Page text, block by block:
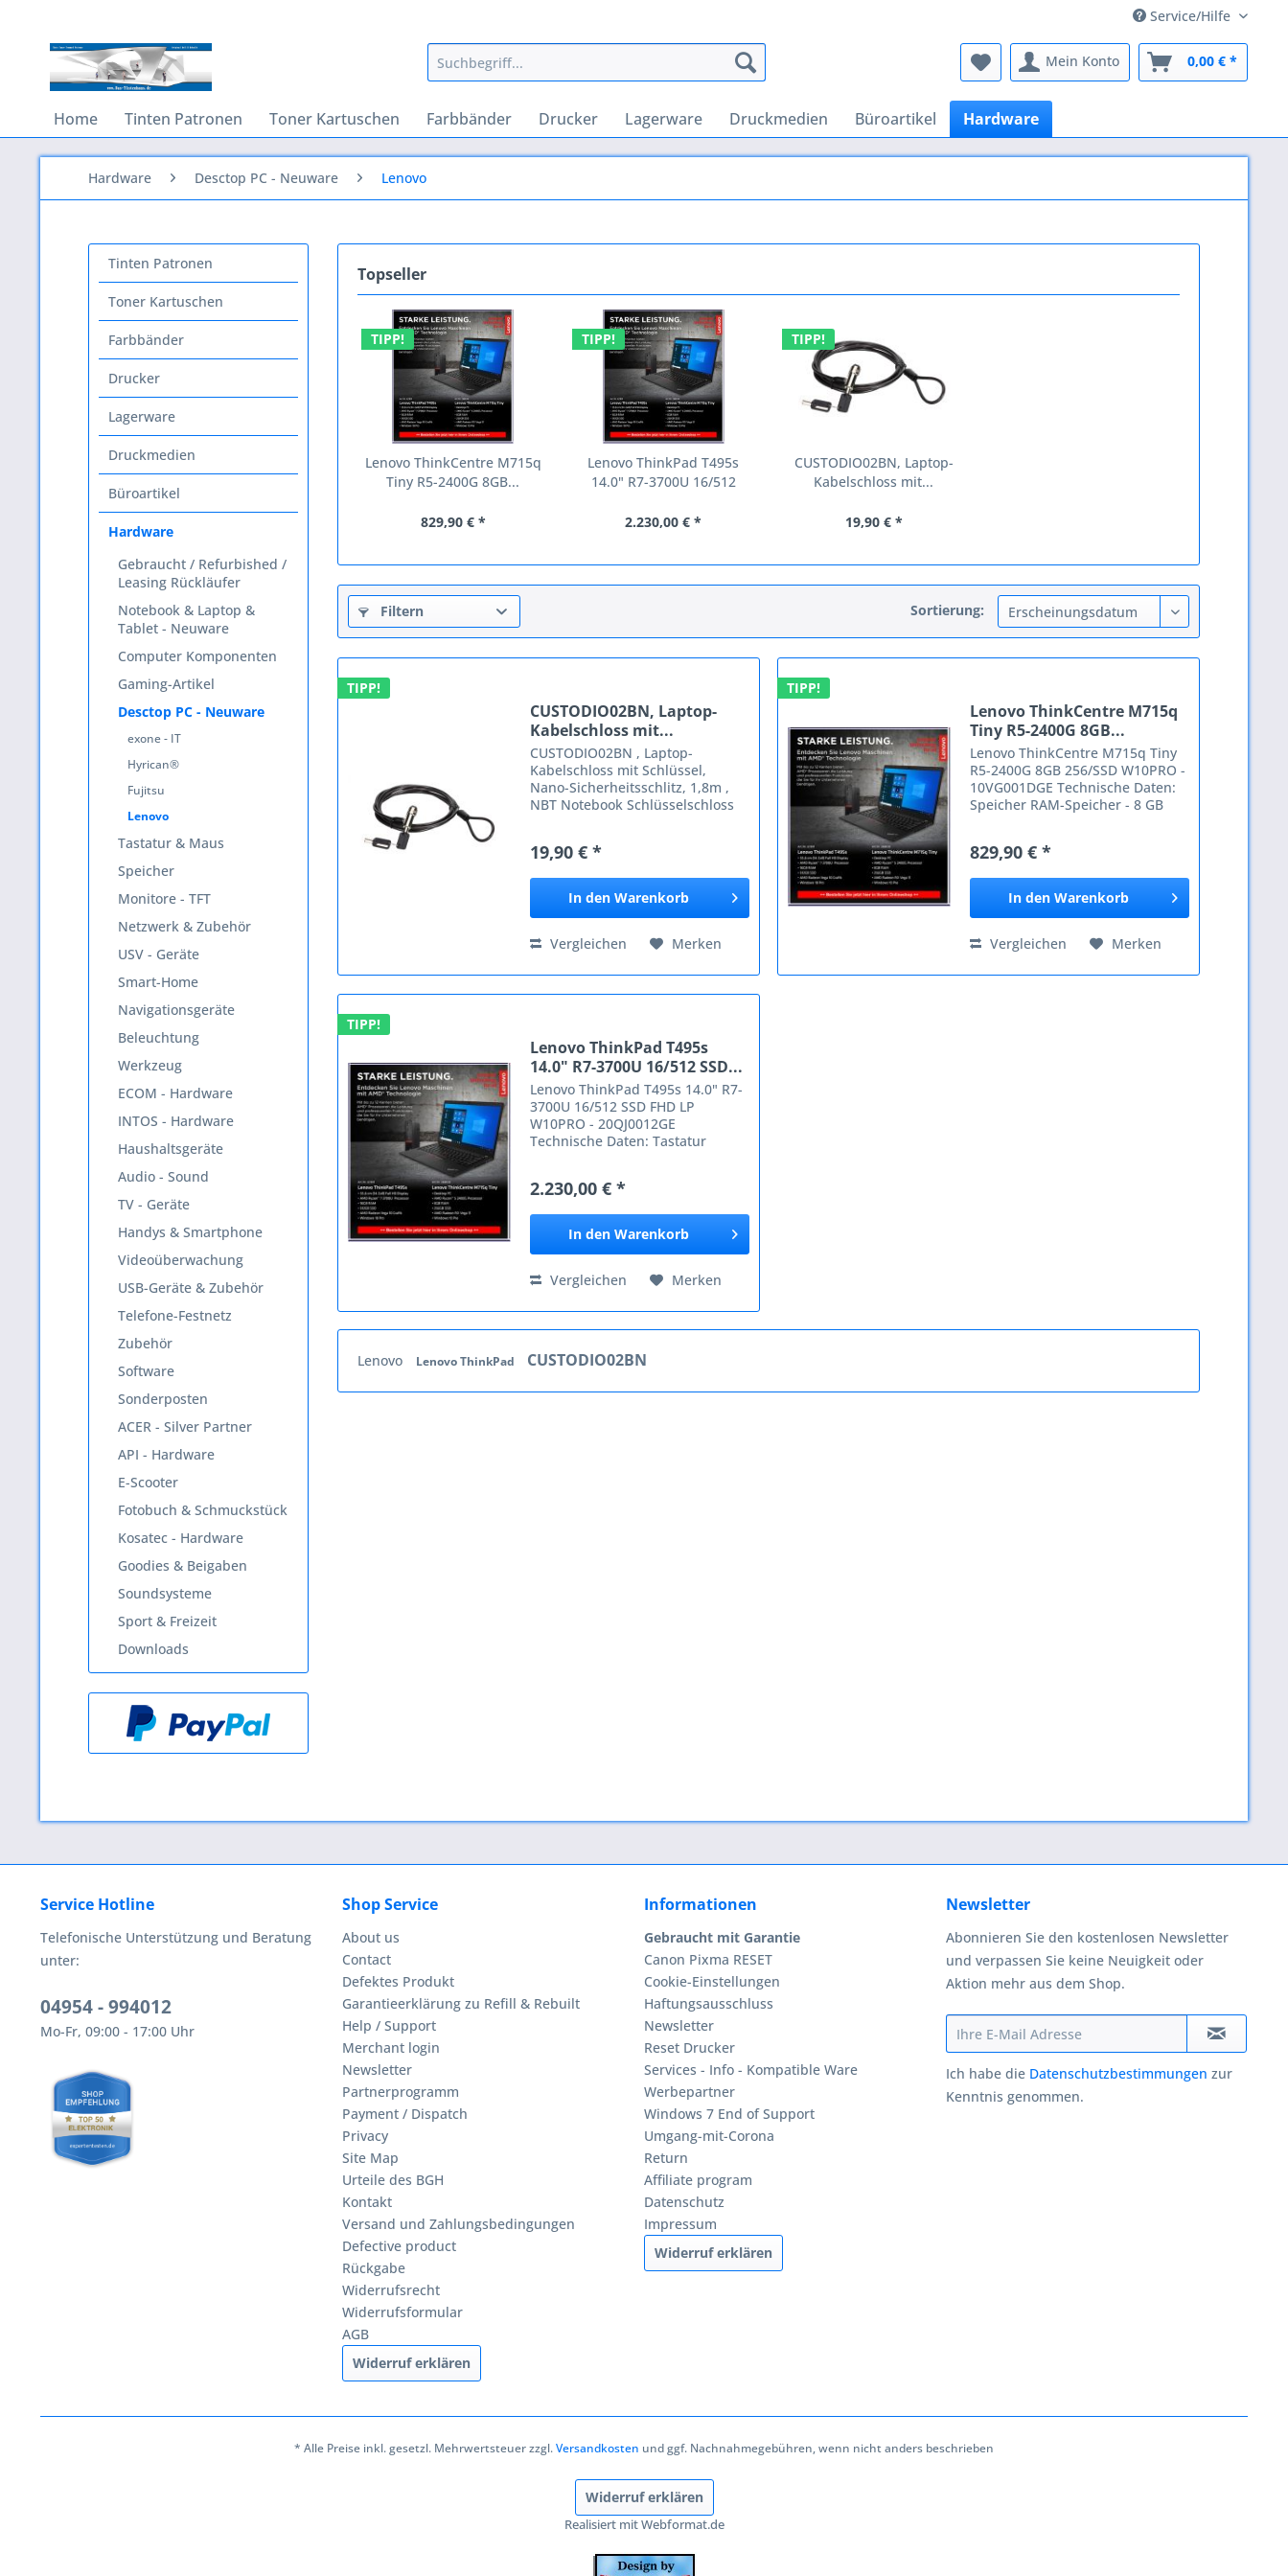
Service/Hilfe
Mein Konto 0,00 € *
Home Tinten Patronen Toner Kartuschen Farbbänder Drucker Lagerware Druckmedien Büroartikel Hardware
Hardware Desctop PC - Neuware Lenovo
Tinten Patronen
Toner Kartuschen
Farbbänder
Drucker
Lagerware
Druckmedien
Büroartikel
Hardware
Gebraucht / Refurbished /
Leasing Rückläufer
Notebook & Laptop &
Tablet - Neuware
Computer Komponenten
Gaming-Artikel
Desctop PC - Neuware
exone - IT
Hyrican®
Fujitsu
Lenovo
Tastatur & Maus
Speicher
Monitore - TFT
Netzwerk & Zubehör
USV - Geräte
Smart-Home
Navigationsgeräte
Beleuchtung
Werkzeug
ECOM - Hardware
INTOS - Hardware
Haushaltsgeräte
Audio - Sound
TV - Geräte
Handys & Smartphone
Videoüberwachung
USB-Geräte & Zubehör
Telefone-Festnetz
Zubehör
Software
Sonderposten
ACER - Silver Partner
API - Hardware
E-Scooter
Fotobuch & Schmuckstück
Kosatec - Hardware
Goodies & Beigaben
Soundsysteme
Sport & Freizeit
Downloads
Topseller
TIPP!
Lenovo ThinkCentre M715q
Tiny R5-2400G 8GB...
829,90 € *
TIPP!
Lenovo ThinkPad T495s
14.0" R7-3700U 16/512
2.230,00 € *
TIPP!
CUSTODIO02BN, Laptop-
Kabelschloss mit...
19,90 € *
Filtern Sortierung:
TIPP!
CUSTODIO02BN, Laptop-
Kabelschloss mit...
CUSTODIO02BN , Laptop-
Kabelschloss mit Schlüssel,
Nano-Sicherheitsschlitz, 1,8m ,
NBT Notebook Schlüsselschloss
Schloss passt auf jedes Laptop
mit einer...
19,90 € *
In den Warenkorb
Vergleichen Merken
TIPP!
Lenovo ThinkCentre M715q
Tiny R5-2400G 8GB...
Lenovo ThinkCentre M715q Tiny
R5-2400G 8GB 256/SSD W10PRO -
10VG001DGE Technische Daten:
Speicher RAM-Speicher - 8 GB
32 GB Speicherlayout - 1 x 8 GB
Speichersteckplätze - 2x...
829,90 € *
In den Warenkorb
Vergleichen Merken
TIPP!
Lenovo ThinkPad T495s
14.0" R7-3700U 16/512 SSD...
Lenovo ThinkPad T495s 14.0" R7-
3700U 16/512 SSD FHD LP
W10PRO - 20QJ0012GE
Technische Daten: Tastatur
mit Hintergrundbeleuchtung
Software...
2.230,00 € *
In den Warenkorb
Vergleichen Merken
Lenovo Lenovo ThinkPad CUSTODIO02BN
Service Hotline
Telefonische Unterstützung und Beratung
unter:
04954 - 994012
Mo-Fr, 09:00 - 17:00 Uhr
Shop Service
About us
Contact
Defektes Produkt
Garantieerklärung zu Refill & Rebuilt
Help / Support
Merchant login
Newsletter
Partnerprogramm
Payment / Dispatch
Privacy
Site Map
Urteile des BGH
Kontakt
Versand und Zahlungsbedingungen
Defective product
Rückgabe
Widerrufsrecht
Widerrufsformular
AGB
Widerruf erklären
Informationen
Gebraucht mit Garantie
Canon Pixma RESET
Cookie-Einstellungen
Haftungsausschluss
Newsletter
Reset Drucker
Services - Info - Kompatible Ware
Werbepartner
Windows 7 End of Support
Umgang-mit-Corona
Return
Affiliate program
Datenschutz
Impressum
Widerruf erklären
Newsletter
Abonnieren Sie den kostenlosen Newsletter
und verpassen Sie keine Neuigkeit oder
Aktion mehr aus dem Shop.
Ich habe die Datenschutzbestimmungen zur
Kenntnis genommen.
* Alle Preise inkl. gesetzl. Mehrwertsteuer zzgl.Versandkosten und ggf. Nachnahmegebühren, wenn nicht anders beschrieben
Widerruf erklären
Realisiert mit Webformat.de